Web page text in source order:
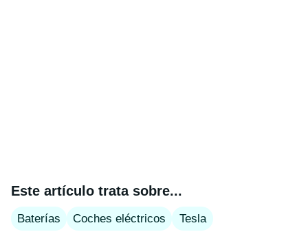
Este artículo trata sobre...
Baterías Coches eléctricos Tesla